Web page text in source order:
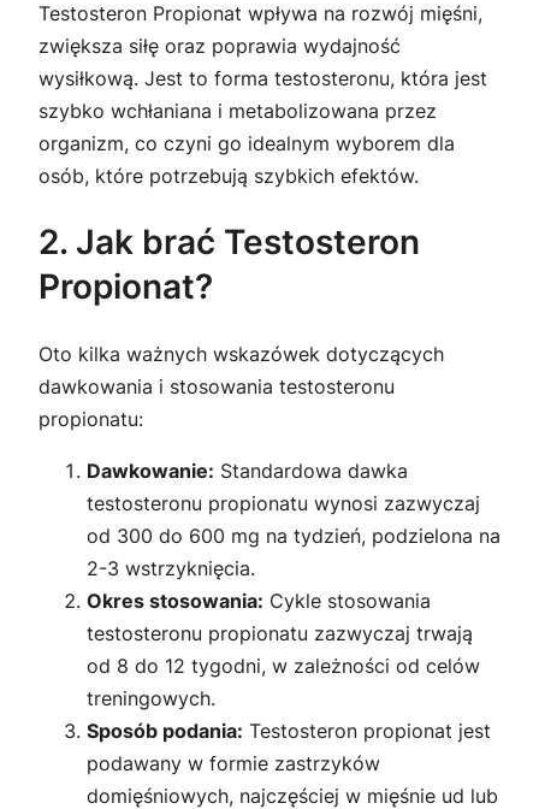
Testosteron Propionat wpływa na rozwój mięśni,
zwiększa siłę oraz poprawia wydajność
wysiłkową. Jest to forma testosteronu, która jest
szybko wchłaniana i metabolizowana przez
organizm, co czyni go idealnym wyborem dla
osób, które potrzebują szybkich efektów.
2. Jak brać Testosteron
Propionat?
Oto kilka ważnych wskazówek dotyczących
dawkowania i stosowania testosteronu
propionatu:
Dawkowanie: Standardowa dawka
testosteronu propionatu wynosi zazwyczaj
od 300 do 600 mg na tydzień, podzielona na
2-3 wstrzyknięcia.
Okres stosowania: Cykle stosowania
testosteronu propionatu zazwyczaj trwają
od 8 do 12 tygodni, w zależności od celów
treningowych.
Sposób podania: Testosteron propionat jest
podawany w formie zastrzyków
domięśniowych, najczęściej w mięśnie ud lub